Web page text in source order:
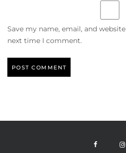
Save my name, email, and
next time I comment.